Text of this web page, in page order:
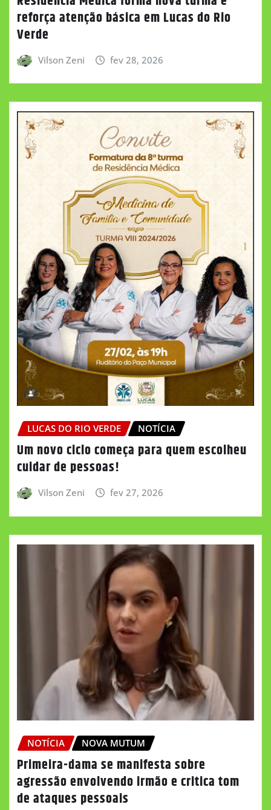
reforça atenção básica em Lucas do Rio
Verde
Vilson Zeni fev 28, 2026
LUCAS DO RIO VERDE NOTÍCIA
Um novo ciclo começa para quem escolheu
cuidar de pessoas!
Vilson Zeni fev 27, 2026
NOTÍCIA NOVA MUTUM
Primeira-dama se manifesta sobre
agressão envolvendo irmão e critica tom
de ataques pessoais